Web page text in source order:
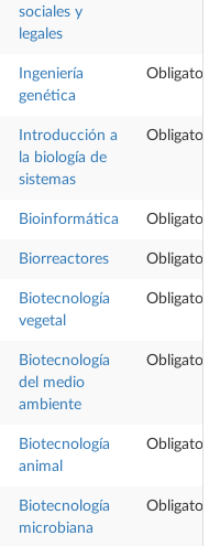
sociales y
legales
Ingeniería
genética
Obligatoria
Introducción a
la biología de
sistemas
Obligatoria
Bioinformática Obligatoria
Biorreactores Obligatoria
Biotecnología
vegetal
Obligatoria
Biotecnología
del medio
ambiente
Obligatoria
Biotecnología
animal
Obligatoria
Biotecnología
microbiana
Obligatoria